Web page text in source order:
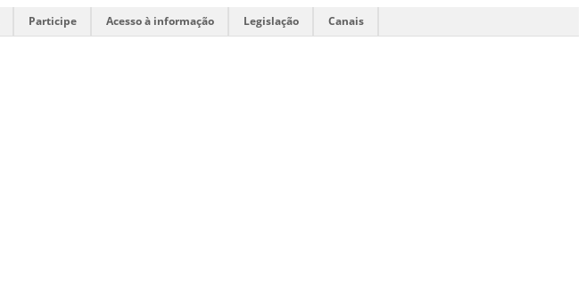
Participe Acesso à informação Legislação
Canais